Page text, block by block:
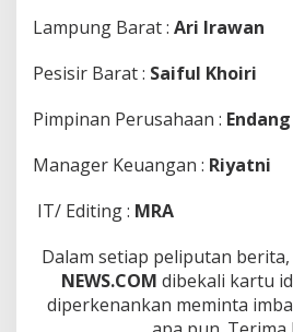
Lampung Barat : Ari Irawan
Pesisir Barat : Saiful Khoiri
Pimpinan Perusahaan :
Manager Keuangan : Riyatni
IT/ Editing : MRA
Dalam setiap peliputan
NEWS.COM dibekali kartu
diperkenankan meminta